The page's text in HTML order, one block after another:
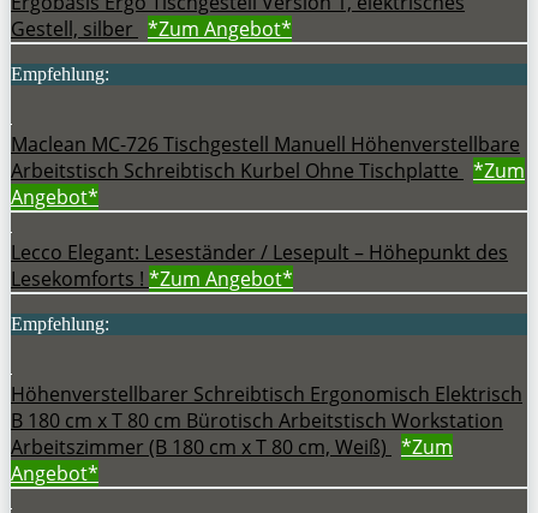
Gestell, silber *Zum Angebot*
Empfehlung:
Maclean MC-726 Tischgestell Manuell Höhenverstellbare
Arbeitstisch Schreibtisch Kurbel Ohne Tischplatte *Zum
Angebot*
Lecco Elegant: Leseständer / Lesepult – Höhepunkt des
Lesekomforts ! *Zum Angebot*
Empfehlung:
Höhenverstellbarer Schreibtisch Ergonomisch Elektrisch
B 180 cm x T 80 cm Bürotisch Arbeitstisch Workstation
Arbeitszimmer (B 180 cm x T 80 cm, Weiß) *Zum
Angebot*